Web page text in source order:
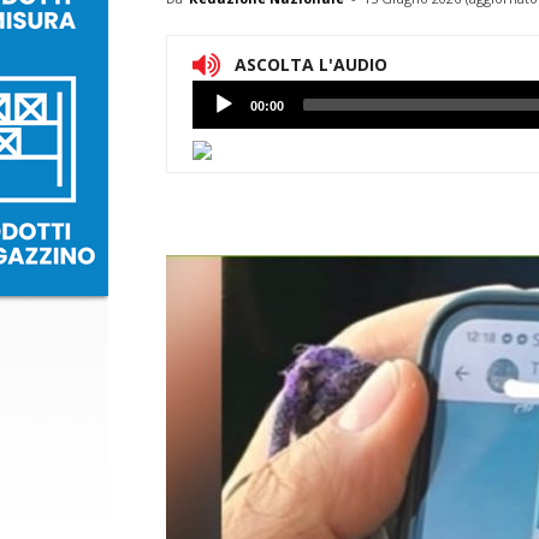
ASCOLTA L'AUDIO
Lettore
Audio
00:00